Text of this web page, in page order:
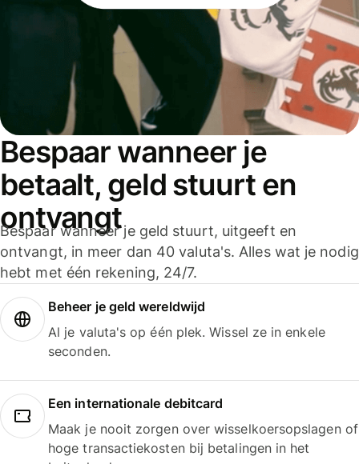
Bespaar wanneer je
betaalt, geld stuurt en
ontvangt
Bespaar wanneer je geld stuurt, uitgeeft en
ontvangt, in meer dan 40 valuta's. Alles wat je nodig
hebt met één rekening, 24/7.
Beheer je geld wereldwijd
Al je valuta's op één plek. Wissel ze in enkele
seconden.
Een internationale debitcard
Maak je nooit zorgen over wisselkoersopslagen of
hoge transactiekosten bij betalingen in het